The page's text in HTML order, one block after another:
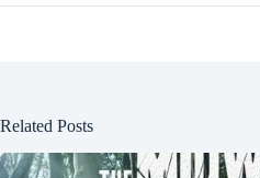
Related Posts